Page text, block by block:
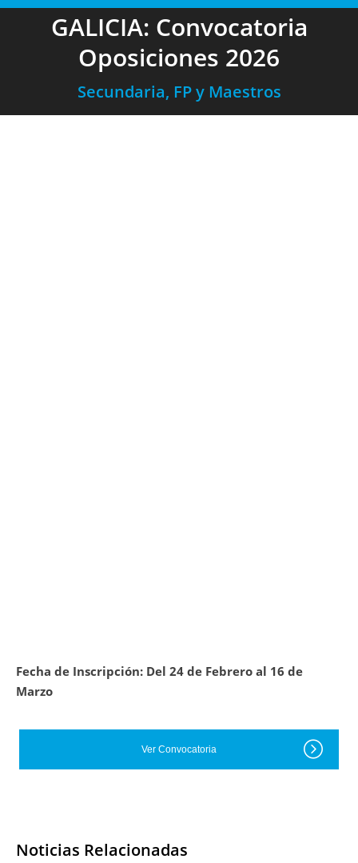
GALICIA: Convocatoria
Oposiciones 2026
Secundaria, FP y Maestros
Fecha de Inscripción: Del 24 de Febrero al 16 de
Marzo
Ver Convocatoria
Noticias Relacionadas